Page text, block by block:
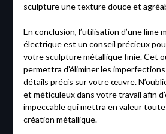
sculpture une texture douce et
En conclusion, l’utilisation d’une lime
électrique est un conseil précieux
votre sculpture métallique finie. Cet
permettra d’éliminer les
détails précis sur votre œuvre.
et méticuleux dans votre travail afin
impeccable qui mettra en valeur
création métallique.